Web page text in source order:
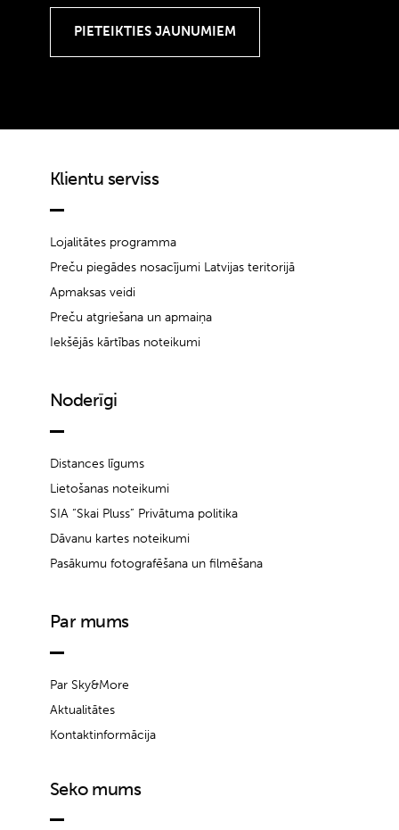
Klientu serviss
Lojalitātes programma
Preču piegādes nosacījumi Latvijas teritorijā
Apmaksas veidi
Preču atgriešana un apmaiņa
Iekšējās kārtības noteikumi
Noderīgi
Distances līgums
Lietošanas noteikumi
SIA “Skai Pluss” Privātuma politika
Dāvanu kartes noteikumi
Pasākumu fotografēšana un filmēšana
Par mums
Par Sky&More
Aktualitātes
Kontaktinformācija
Seko mums